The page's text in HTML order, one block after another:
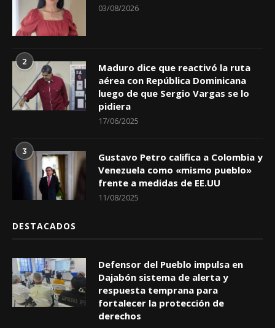
03/08/2026
2
Maduro dice que reactivó la ruta
aérea con República Dominicana
luego de que Sergio Vargas se lo
pidiera
17/06/2025
3
Gustavo Petro califica a Colombia y
Venezuela como «mismo pueblo»
frente a medidas de EE.UU
11/08/2025
DESTACADOS
Defensor del Pueblo impulsa en
Dajabón sistema de alerta y
respuesta temprana para
fortalecer la protección de
derechos